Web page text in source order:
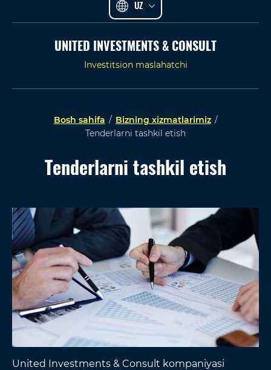
UZ
UNITED INVESTMENTS & CONSULT
Investitsion maslahatchi
Bosh sahifa / Bizning xizmatlarimiz /
Tenderlarni tashkil etish
Tenderlarni tashkil etish
United Investments & Consult kompaniyasi